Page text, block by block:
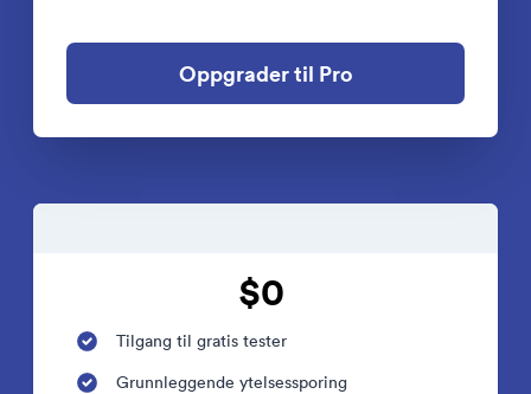
Oppgrader til Pro
$0
Tilgang til gratis tester
Grunnleggende ytelsessporing